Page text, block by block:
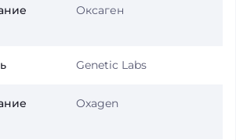
Оксаген
Genetic Labs
Oxagen